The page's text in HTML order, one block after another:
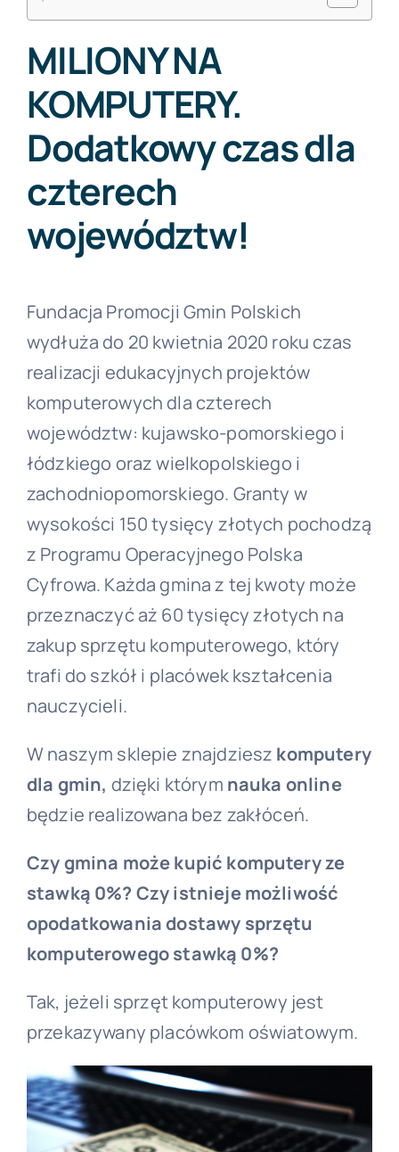
MILIONY NA
KOMPUTERY.
Dodatkowy czas dla
czterech
województw!
Fundacja Promocji Gmin Polskich
wydłuża do 20 kwietnia 2020 roku czas
realizacji edukacyjnych projektów
komputerowych dla czterech
województw: kujawsko-pomorskiego i
łódzkiego oraz wielkopolskiego i
zachodniopomorskiego. Granty w
wysokości 150 tysięcy złotych pochodzą
z Programu Operacyjnego Polska
Cyfrowa. Każda gmina z tej kwoty może
przeznaczyć aż 60 tysięcy złotych na
zakup sprzętu komputerowego, który
trafi do szkół i placówek kształcenia
nauczycieli.
W naszym sklepie znajdziesz komputery
dla gmin, dzięki którym nauka online
będzie realizowana bez zakłóceń.
Czy gmina może kupić komputery ze
stawką 0%? Czy istnieje możliwość
opodatkowania dostawy sprzętu
komputerowego stawką 0%?
Tak, jeżeli sprzęt komputerowy jest
przekazywany placówkom oświatowym.